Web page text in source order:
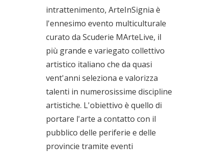
intrattenimento, ArteInSignia è
l'ennesimo evento multiculturale
curato da Scuderie MArteLive, il
più grande e variegato collettivo
artistico italiano che da quasi
vent'anni seleziona e valorizza
talenti in numerosissime discipline
artistiche. L'obiettivo è quello di
portare l'arte a contatto con il
pubblico delle periferie e delle
provincie tramite eventi